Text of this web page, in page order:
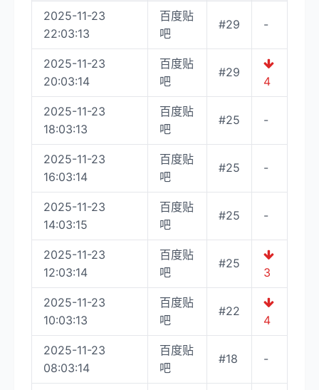
2025-11-23
22:03:13
百度贴
吧
#29 -
2025-11-23
20:03:14
百度贴
吧
#29
4
2025-11-23
18:03:13
百度贴
吧
#25 -
2025-11-23
16:03:14
百度贴
吧
#25 -
2025-11-23
14:03:15
百度贴
吧
#25 -
2025-11-23
12:03:14
百度贴
吧
#25
3
2025-11-23
10:03:13
百度贴
吧
#22
4
2025-11-23
08:03:14
百度贴
吧
#18 -